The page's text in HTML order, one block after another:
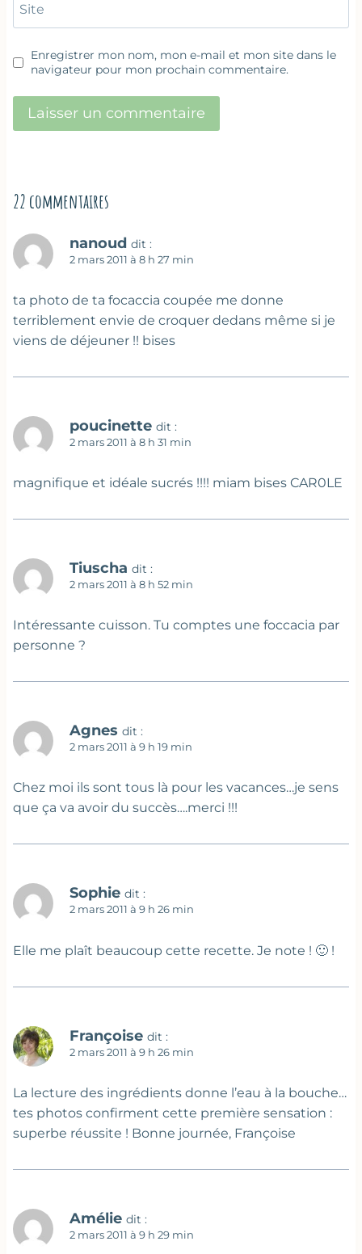
Site
Enregistrer mon nom, mon e-mail et mon site dans le
navigateur pour mon prochain commentaire.
22 commentaires
nanoud dit :
2 mars 2011 à 8 h 27 min
ta photo de ta focaccia coupée me donne
terriblement envie de croquer dedans même si je
viens de déjeuner !! bises
poucinette dit :
2 mars 2011 à 8 h 31 min
magnifique et idéale sucrés !!!! miam bises CAR0LE
Tiuscha dit :
2 mars 2011 à 8 h 52 min
Intéressante cuisson. Tu comptes une foccacia par
personne ?
Agnes dit :
2 mars 2011 à 9 h 19 min
Chez moi ils sont tous là pour les vacances…je sens
que ça va avoir du succès….merci !!!
Sophie dit :
2 mars 2011 à 9 h 26 min
Elle me plaît beaucoup cette recette. Je note ! 🙂 !
Françoise dit :
2 mars 2011 à 9 h 26 min
La lecture des ingrédients donne l’eau à la bouche…
tes photos confirment cette première sensation :
superbe réussite ! Bonne journée, Françoise
Amélie dit :
2 mars 2011 à 9 h 29 min